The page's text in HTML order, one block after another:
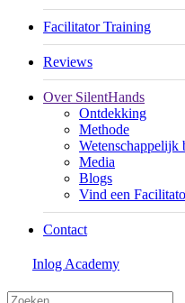
Facilitator Training
Reviews
Over SilentHands
Ontdekking
Methode
Wetenschappelijk
Media
Blogs
Vind een
Contact
Inlog Academy